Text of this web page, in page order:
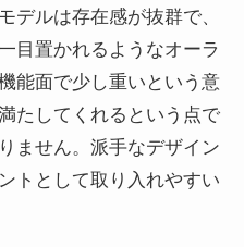
デルは存在感が抜群で、
目置かれるようなオーラ
能面で少し重いという意
たしてくれるという点で
ません。派手なデザイン
トとして取り入れやすい